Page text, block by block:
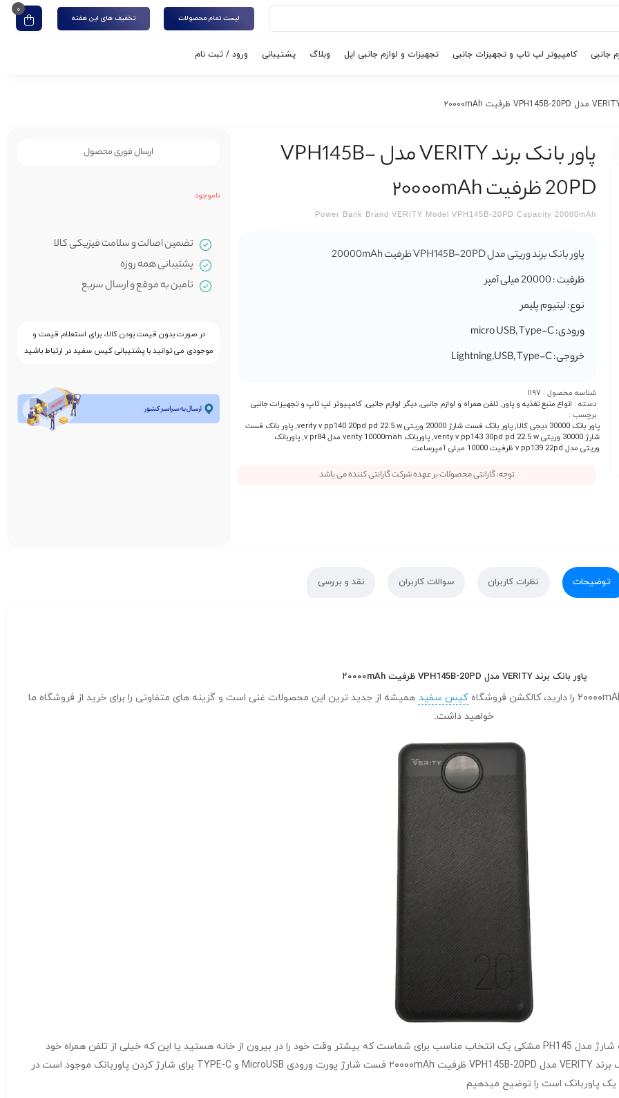
لیست تمام محصولات تخفیف های این هفته
0
جانبی کامپیوتر لپ تاپ و تجهیزات جانبی تجهیزات و لوازم جانبی اپل وبلاگ پشتیبانی ورود / ثبت نام
پاور بانک برند VERITY مدل VPH145B-
20PD ظرفیت ۲۰۰۰۰mAh
Power Bank Brand VERITY Model VPH145B-20PD Capacity 20000mAh
پاور بانک برند وریتی مدل VPH145B-20PD ظرفیت 20000mAh
ظرفیت : 20000 میلی آمپر
نوع: لیتیوم پلیمر
ورودی: micro USB, Type-C
خروجی: Lightning,USB, Type-C
شناسه محصول : 1197
دسته : انواع منبع تغذیه و پاور,تلفن همراه و لوازم جانبی,دیگر لوازم جانبی,کامپیوتر لپ تاپ و تجهیزات جانبی
برچسب :
پاور بانک 30000 دیجی کالا
,پاور بانک فست شارژ 20000 وریتی verity v pp140 20pd pd 22.5 w ,پاور بانک فست
شارژ 30000 وریتی verity v pp143 30pd pd 22.5 w
,پاوربانک verity 10000mah مدل v pr84 ,پاوربانک
وریتی مدل v pp139 22pd ظرفیت 10000 میلی آمپرساعت
توجه: گارانتی محصولات بر عهده شرکت گارانتی کننده می باشد
ارسال فوری محصول
ناموجود
تضمین اصالت و سلامت فیزیکی کالا
پشتیبانی همه روزه
تامین به موقع و ارسال سریع
در صورت بدون قیمت بودن کالا، برای استعلام قیمت و
موجودی می توانید با پشتیبانی کیس سفید در ارتباط باشید
توضیحات نظرات کاربران سوالات کاربران نقد و بررسی
پاور بانک برند VERITY مدل VPH145B-20PD ظرفیت ۲۰۰۰۰mAh
کیس سفید همیشه از جدید ترین این محصولات غنی است و گزینه های متفاوتی را برای خرید از فروشگاه ما
خواهید داشت.
برند VERITY مدل VPH145B-20PD ظرفیت ۲۰۰۰۰mAh فست شارژ مدل PH145 مشکی یک انتخاب مناسب برای شماست که بیشتر وقت خود را در بیرون از خانه هستید یا این که خیلی از تلفن همراه خود
استفاده می کنید اما پریز برق همیشه در دسترس شما نیست. پاور بانک برند VERITY مدل VPH145B-20PD ظرفیت ۲۰۰۰۰mAh فست شارژ پورت ورودی MicroUSB و TYPE-C برای شارژ کردن پاوربانک موجود است.در